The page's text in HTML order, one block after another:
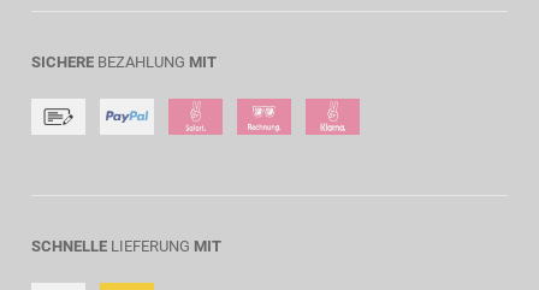
SICHERE BEZAHLUNG MIT
SCHNELLE LIEFERUNG MIT